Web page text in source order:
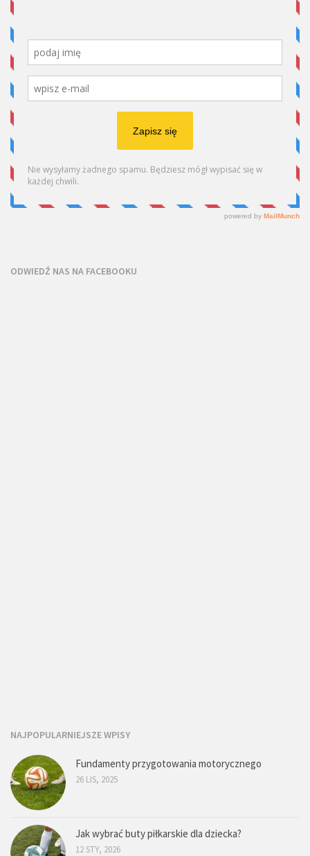
ODWIEDŹ NAS NA FACEBOOKU
NAJPOPULARNIEJSZE WPISY
Fundamenty przygotowania motorycznego
26 LIS, 2025
Jak wybrać buty piłkarskie dla dziecka?
12 STY, 2026